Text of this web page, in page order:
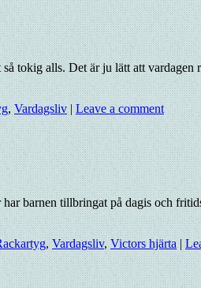
tokig alls. Det är ju lätt att
,Vardagsliv | Leave a comment
barnen tillbringat på dagis och
,Vardagsliv,Victors hjärta |